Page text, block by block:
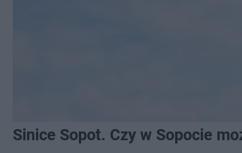
Sinice Sopot. Czy w Sopocie